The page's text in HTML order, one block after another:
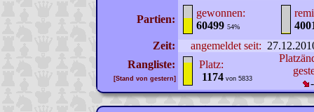
Partien:
gewonnen:
60499 54%
Zeit:
angemeldet seit:
Rangliste:
[Stand von gestern]
Platz:
1174 von 5833